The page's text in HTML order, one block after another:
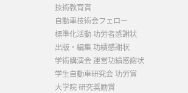
技術教育賞
自動車技術会フェロー
標準化活動 功労者感謝状
出版・編集 功績感謝状
学術講演会 運営功績感謝状
学生自動車研究会 功労賞
大学院 研究奨励賞